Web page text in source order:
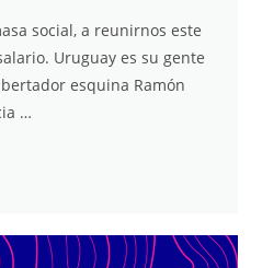
social, a reunirnos este
Uruguay es su gente
esquina Ramón
…